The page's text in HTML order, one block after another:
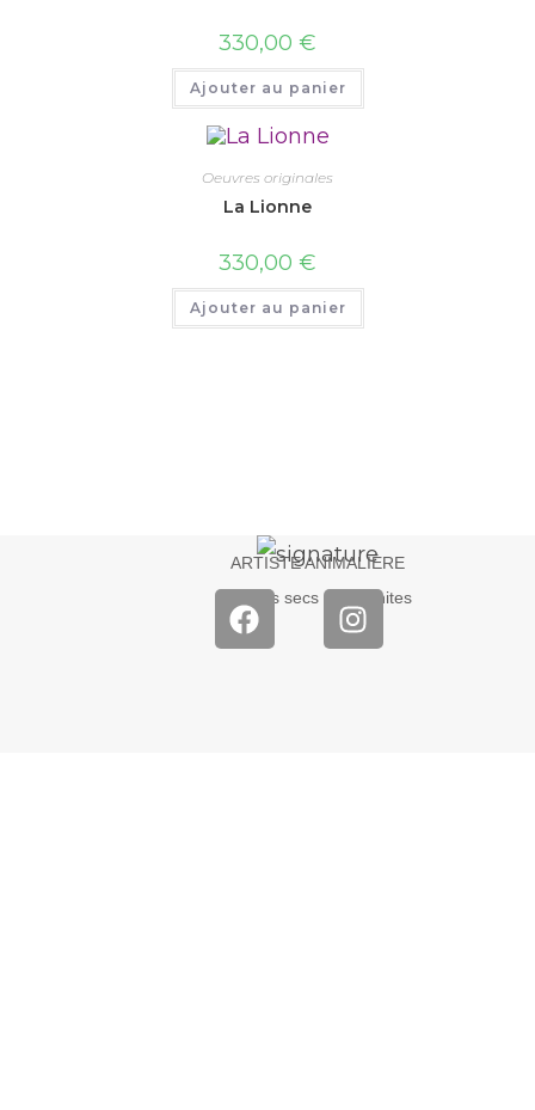
330,00 €
Ajouter au panier
Oeuvres originales
La Lionne
330,00 €
Ajouter au panier
ARTISTE ANIMALIÈRE
Pastels secs – Graphites